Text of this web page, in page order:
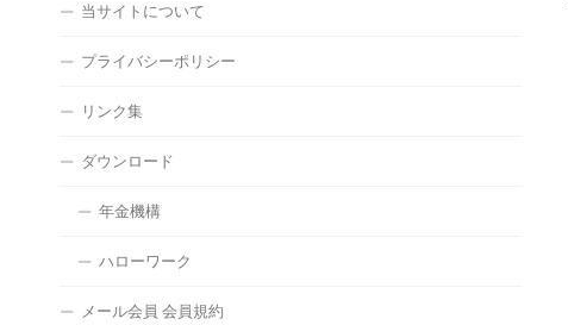
当サイトについて
プライバシーポリシー
リンク集
ダウンロード
年金機構
ハローワーク
メール会員 会員規約